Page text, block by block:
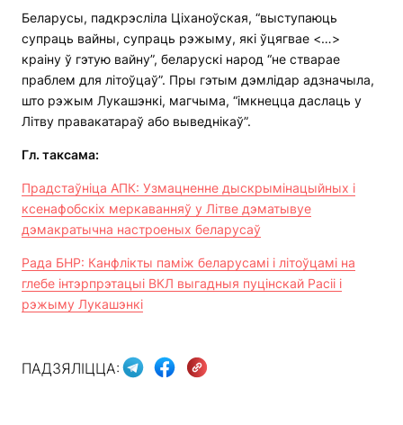
Беларусы, падкрэсліла Ціханоўская, “выступаюць
супраць вайны, супраць рэжыму, які ўцягвае <…>
краіну ў гэтую вайну”, беларускі народ “не стварае
праблем для літоўцаў”. Пры гэтым дэмлідар адзначыла,
што рэжым Лукашэнкі, магчыма, “імкнецца даслаць у
Літву правакатараў або выведнікаў”.
Гл. таксама:
Прадстаўніца АПК: Узмацненне дыскрымінацыйных і
ксенафобскіх меркаванняў у Літве дэматывуе
дэмакратычна настроеных беларусаў
Рада БНР: Канфлікты паміж беларусамі і літоўцамі на
глебе інтэрпрэтацыі ВКЛ выгадныя пуцінскай Расіі і
рэжыму Лукашэнкі
ПАДЗЯЛІЦЦА: